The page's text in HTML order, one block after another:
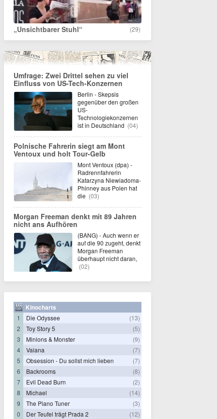
„Unsichtbarer Stuhl“ (29)
Umfrage: Zwei Drittel sehen zu viel
Einfluss von US-Tech-Konzernen
Berlin - Skepsis
gegenüber den großen
US-
Technologiekonzernen
ist in Deutschland (04)
Polnische Fahrerin siegt am Mont
Ventoux und holt Tour-Gelb
Mont Ventoux (dpa) -
Radrennfahrerin
Katarzyna Niewiadoma-
Phinney aus Polen hat
die (03)
Morgan Freeman denkt mit 89 Jahren
nicht ans Aufhören
(BANG) - Auch wenn er
auf die 90 zugeht, denkt
Morgan Freeman
überhaupt nicht daran,
(02)
Kinocharts
1 Die Odyssee
(13)
2
Toy Story 5
(5)
3
Minions & Monster
(9)
4
Vaiana
(7)
5
Obsession - Du sollst mich lieben
(7)
6
Backrooms
(8)
7
Evil Dead Burn
(2)
8
Michael
(14)
9
The Piano Tuner
(3)
0
Der Teufel trägt Prada 2 (12)